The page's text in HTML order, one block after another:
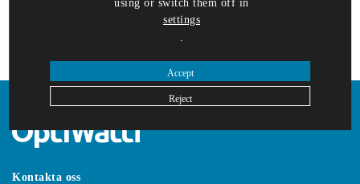
Kontakta oss
using or switch them off in
settings
Accept
Reject